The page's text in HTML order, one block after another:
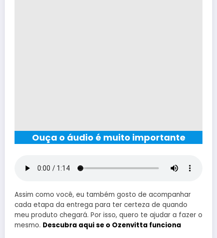
Ouça o áudio é muito importante
Assim como você, eu também gosto de acompanhar
cada etapa da entrega para ter certeza de quando
meu produto chegará. Por isso, quero te ajudar a fazer o
mesmo. Descubra aqui se o Ozenvitta funciona